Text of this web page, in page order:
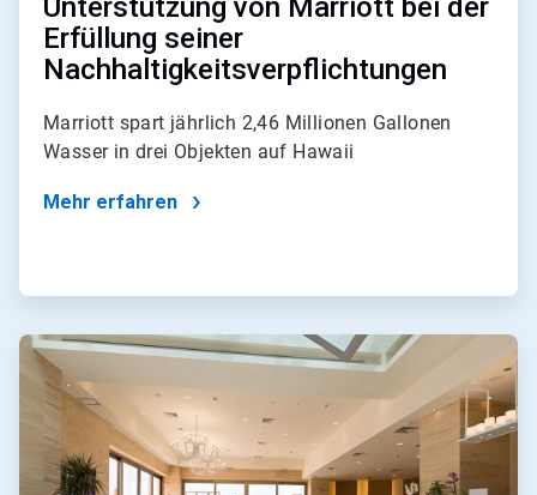
Unterstützung von Marriott bei der
Erfüllung seiner
Nachhaltigkeitsverpflichtungen
Marriott spart jährlich 2,46 Millionen Gallonen
Wasser in drei Objekten auf Hawaii
Mehr erfahren
ArticleTile